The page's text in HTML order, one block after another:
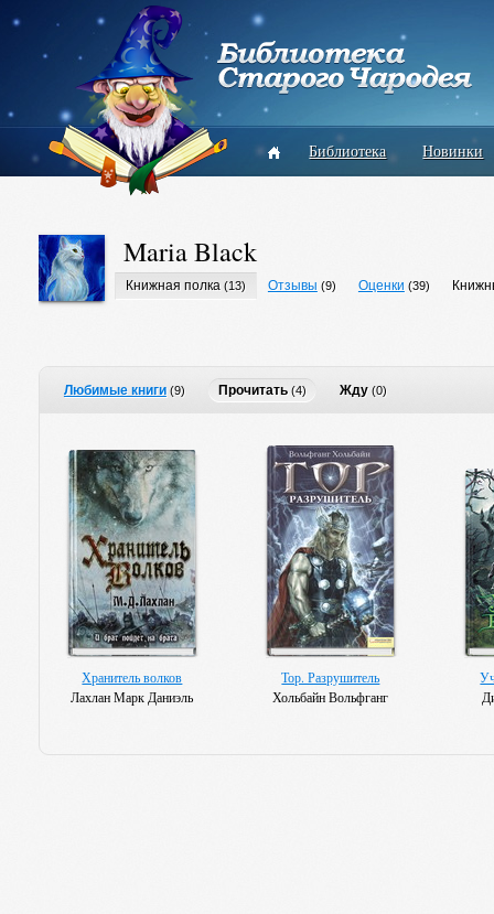
Библиотека Новинки
Maria Black
Книжная полка (13) Отзывы (9) Оценки (39)
Любимые книги (9) Прочитать (4) Жду (0)
Хранитель волков
Лахлан Марк Даниэль
Тор. Разрушитель
Хольбайн Вольфганг